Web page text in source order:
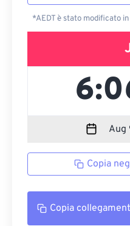
*AEDT è stato modificato
Copia
Copia